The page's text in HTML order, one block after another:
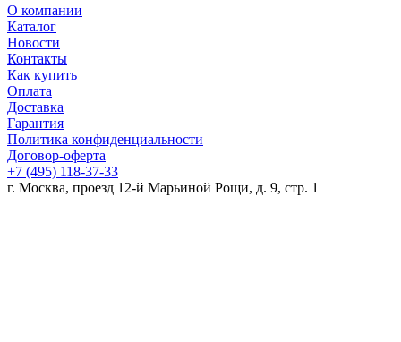
О компании
Каталог
Новости
Контакты
Как купить
Оплата
Доставка
Гарантия
Политика конфиденциальности
Договор-оферта
+7 (495) 118-37-33
г. Москва, проезд 12-й Марьиной Рощи, д. 9, стр. 1